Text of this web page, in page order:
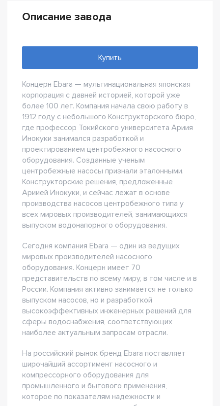
Описание завода
Купить
Концерн Ebara — мультинациональная японская
корпорация с давней историей, которой уже
более 100 лет. Компания начала свою работу в
1912 году с небольшого Конструкторского бюро,
где профессор Токийского университета Ариия
Инокуки занимался разработкой и
проектированием центробежного насосного
оборудования. Созданные ученым
центробежные насосы признали эталонными.
Конструкторские решения, предложенные
Ариией Инокуки, и сейчас лежат в основе
производства насосов центробежного типа у
всех мировых производителей, занимающихся
выпуском водонапорного оборудования.
Сегодня компания Ebara — один из ведущих
мировых производителей насосного
оборудования. Концерн имеет 70
представительств по всему миру, в том числе и в
России. Компания активно занимается не только
выпуском насосов, но и разработкой
высокоэффективных инженерных решений для
сферы водоснабжения, соответствующих
наиболее актуальным запросам отрасли.
На российский рынок бренд Ebara поставляет
широчайший ассортимент насосного и
компрессорного оборудования для
промышленного и бытового применения,
которое по показателям надежности и